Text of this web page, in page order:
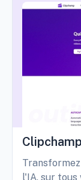
Clipchamp
l'IA, sur tous